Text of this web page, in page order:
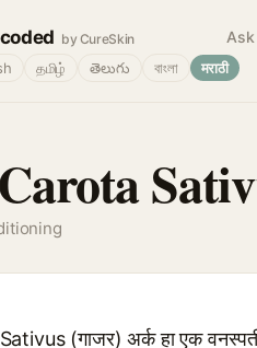
by CureSkin Ask
தமிழ் తెలుగు বাংলা मराठी
(गाजर) अर्क हा एक